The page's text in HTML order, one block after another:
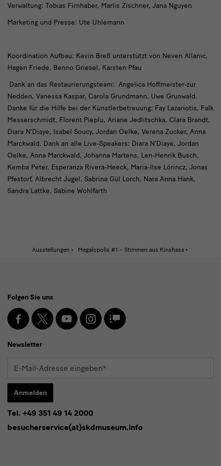
Verwaltung: Tobias Firnhaber, Marlis Zischner, Jana Nguyen
Marketing und Presse: Ute Uhlemann
Koordination Aufbau: Kevin Breß unterstützt von Neven Allanic,
Hagen Friede, Benno Griesel, Karsten Pfau
Dank an das Restaurierungsteam: Angelica Hoffmeister-zur
Nedden, Vanessa Kaspar, Carola Grundmann, Uwe Grunwald.
Danke für die Hilfe bei der Künstlerbetreuung: Fay Lazariotis, Falk
Messerschmidt, Florent Pieplu, Ariane Jedlitschka, Clara Brandt,
Diara N’Diaye, Isabel Soucy, Jordan Oelke, Verena Zucker, Anna
Marckwald. Dank an alle Live-Speakers: Diara N'Diaye, Jordan
Oelke, Anna Marckwald, Johanna Martens, Len-Henrik Busch,
Kemba Peter, Esperanza Rivera-Heeck, Maria-Ilse Lörincz, Jonas
Pfestorf, Albrecht Jugel, Sabrina Gül Lorch, Nara Anna Hank,
Sandra Lattke, Sabine Wohlfarth
Ausstellungen Megalopolis #1 – Stimmen aus Kinshasa
Media
und
Newsletter
Folgen Sie uns
Facebook
X YoutubeInstagramSKD
Blog
Newsletter
E-
Adresse
Anmelden
* Pflichtfeld
Ich stimme derDatenschutzerklärung
Tel. +49 351 49 14 2000
besucherservice(at)skdmuseum.info